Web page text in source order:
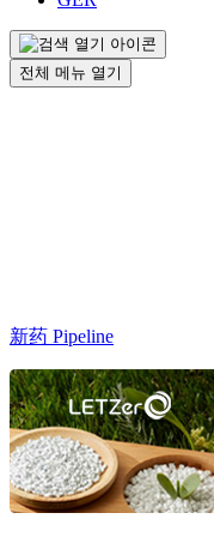
전체 메뉴 열기
新药 Pipeline